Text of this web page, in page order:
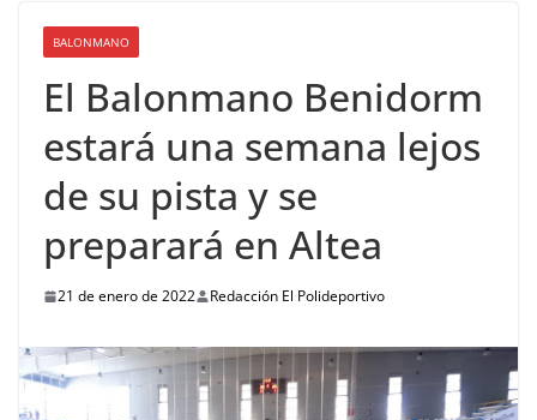
BALONMANO
El Balonmano Benidorm
estará una semana lejos
de su pista y se
preparará en Altea
21 de enero de 2022 Redacción El Polideportivo